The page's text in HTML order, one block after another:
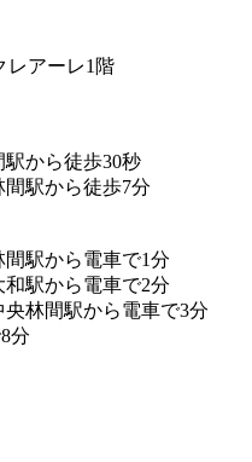
レアーレ1階
駅から徒歩30秒
間駅から徒歩7分
間駅から電車で1分
和駅から電車で2分
央林間駅から電車で3分
分